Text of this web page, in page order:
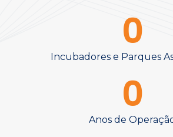
0
Incubadores e Parques
0
Anos de